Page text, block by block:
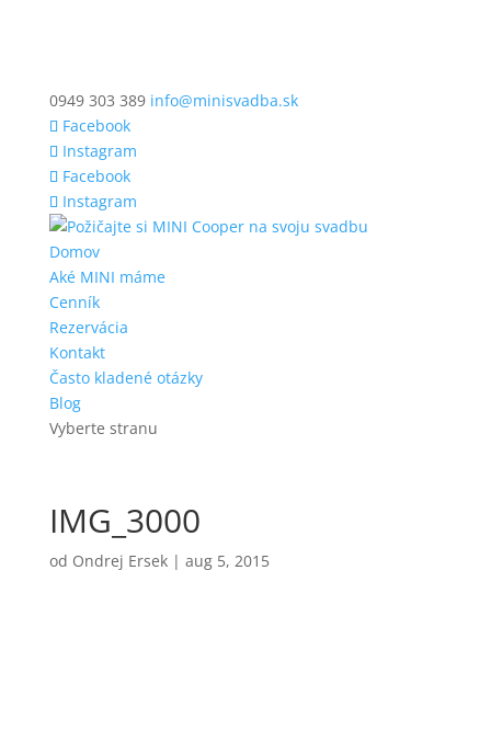
0949 303 389 info@minisvadba.sk
Facebook
Instagram
Facebook
Instagram
Domov
Aké MINI máme
Cenník
Rezervácia
Kontakt
Často kladené otázky
Blog
Vyberte stranu
IMG_3000
od Ondrej Ersek| aug 5, 2015